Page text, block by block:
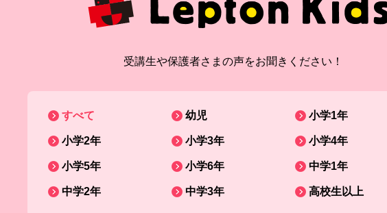
受講生や保護者さまの声をお聞きください！
すべて 幼児 小学1年
小学2年 小学3年 小学4年
小学5年 小学6年 中学1年
中学2年 中学3年 高校生以上